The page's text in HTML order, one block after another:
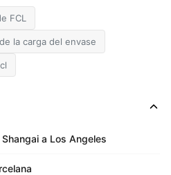
FCL
la carga del envase
Shangai a Los Angeles